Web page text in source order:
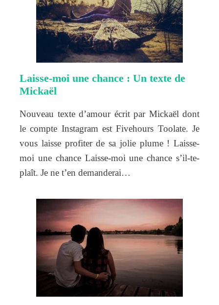
Laisse-moi une chance : Un texte de
Mickaël
Nouveau texte d’amour écrit par Mickaël dont
le compte Instagram est Fivehours Toolate. Je
vous laisse profiter de sa jolie plume ! Laisse-
moi une chance Laisse-moi une chance s’il-te-
plaît. Je ne t’en demanderai…